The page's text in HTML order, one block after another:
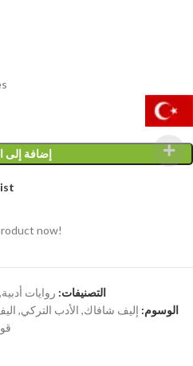
إضافة إلى
now!
التصنيفات: روايات أدبية,
الوسوم: إليف شافاك, الأدب التركي,